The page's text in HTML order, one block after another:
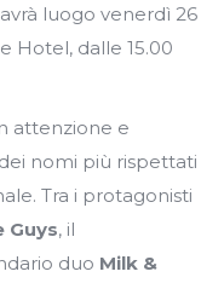
luogo venerdì 26
Hotel, dalle 15.00
attenzione e
nomi più rispettati
Tra i protagonisti
Guys, il
duo Milk &